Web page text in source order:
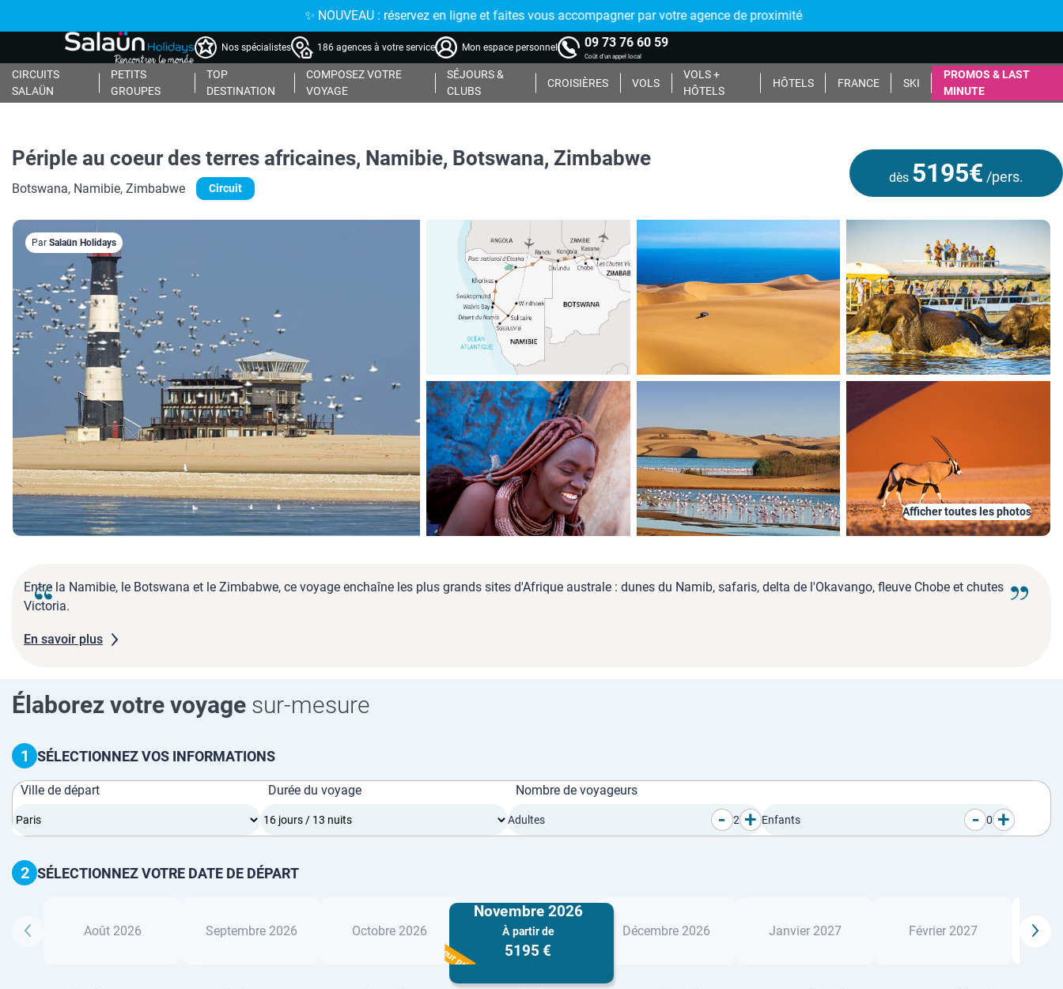
✨ NOUVEAU : réservez en ligne et faites vous accompagner par votre agence de proximité
Nos spécialistes 186 agences à votre service Mon espace personnel 09 73 76 60 59
Coût d'un appel local
CIRCUITS
SALAÜN
PETITS
GROUPES
TOP
DESTINATION
COMPOSEZ VOTRE
VOYAGE
SÉJOURS &
CLUBS
CROISIÈRES VOLS
VOLS +
HÔTELS
HÔTELS FRANCE SKI
PROMOS & LAST
MINUTE
dès 5195€ /pers.
Périple au coeur des terres africaines, Namibie, Botswana, Zimbabwe
Botswana, Namibie, Zimbabwe Circuit
Afficher toutes les photos
Par Salaün Holidays
Entre la Namibie, le Botswana et le Zimbabwe, ce voyage enchaîne les plus grands sites d'Afrique australe : dunes du Namib, safaris, delta de l'Okavango, fleuve Chobe et chutes
Victoria.
En savoir plus
Élaborez votre voyage sur-mesure
1 SÉLECTIONNEZ VOS INFORMATIONS
Ville de départ Durée du voyage Nombre de voyageurs
Adultes - 2 + Enfants - 0 +
2 SÉLECTIONNEZ VOTRE DATE DE DÉPART
Août 2026 Septembre 2026 Octobre 2026
Novembre 2026
À partir de
5195 €
Meilleur prix
Décembre 2026 Janvier 2027 Février 2027